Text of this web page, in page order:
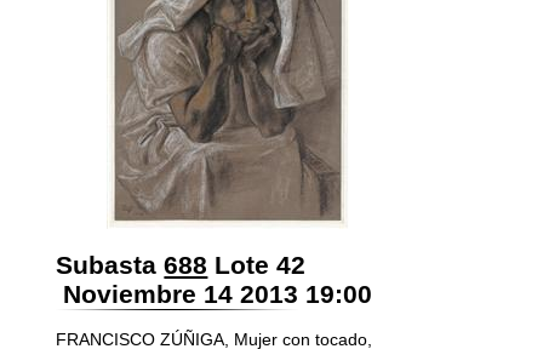
Subasta 688 Lote 42
Noviembre 14 2013 19:00
FRANCISCO ZÚÑIGA, Mujer con tocado,